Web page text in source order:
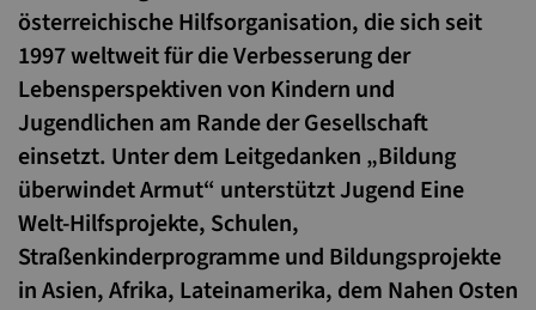
österreichische Hilfsorganisation, die sich seit
1997 weltweit für die Verbesserung der
Lebensperspektiven von Kindern und
Jugendlichen am Rande der Gesellschaft
einsetzt. Unter dem Leitgedanken „Bildung
überwindet Armut“ unterstützt Jugend Eine
Welt-Hilfsprojekte, Schulen,
Straßenkinderprogramme und Bildungsprojekte
in Asien, Afrika, Lateinamerika, dem Nahen Osten